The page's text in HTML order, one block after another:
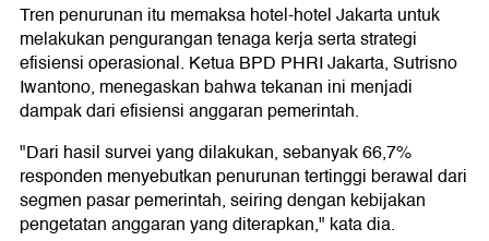
Tren penurunan itu memaksa hotel-hotel Jakarta untuk
melakukan pengurangan tenaga kerja serta strategi
efisiensi operasional. Ketua BPD PHRI Jakarta, Sutrisno
Iwantono, menegaskan bahwa tekanan ini menjadi
dampak dari efisiensi anggaran pemerintah.
"Dari hasil survei yang dilakukan, sebanyak 66,7%
responden menyebutkan penurunan tertinggi berawal dari
segmen pasar pemerintah, seiring dengan kebijakan
pengetatan anggaran yang diterapkan," kata dia.